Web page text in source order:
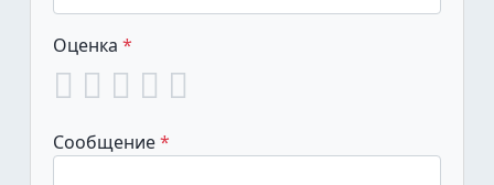
Оценка
Сообщение